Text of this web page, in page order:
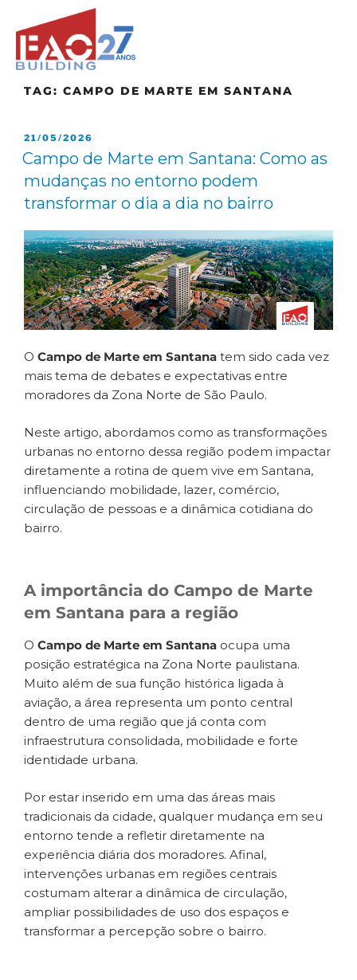
TAG: CAMPO DE MARTE EM SANTANA
21/05/2026
Campo de Marte em Santana: Como as
mudanças no entorno podem
transformar o dia a dia no bairro
O Campo de Marte em Santana tem sido cada vez
mais tema de debates e expectativas entre
moradores da Zona Norte de São Paulo.
Neste artigo, abordamos como as transformações
urbanas no entorno dessa região podem impactar
diretamente a rotina de quem vive em Santana,
influenciando mobilidade, lazer, comércio,
circulação de pessoas e a dinâmica cotidiana do
bairro.
A importância do Campo de Marte
em Santana para a região
O Campo de Marte em Santana ocupa uma
posição estratégica na Zona Norte paulistana.
Muito além de sua função histórica ligada à
aviação, a área representa um ponto central
dentro de uma região que já conta com
infraestrutura consolidada, mobilidade e forte
identidade urbana.
Por estar inserido em uma das áreas mais
tradicionais da cidade, qualquer mudança em seu
entorno tende a refletir diretamente na
experiência diária dos moradores. Afinal,
intervenções urbanas em regiões centrais
costumam alterar a dinâmica de circulação,
ampliar possibilidades de uso dos espaços e
transformar a percepção sobre o bairro.